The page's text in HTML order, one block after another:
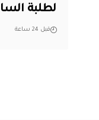
لطلبة
قبل 24 ساعة